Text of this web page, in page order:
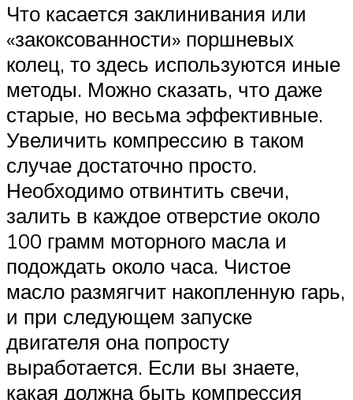
Что касается заклинивания или
«закоксованности» поршневых
колец, то здесь используются иные
методы. Можно сказать, что даже
старые, но весьма эффективные.
Увеличить компрессию в таком
случае достаточно просто.
Необходимо отвинтить свечи,
залить в каждое отверстие около
100 грамм моторного масла и
подождать около часа. Чистое
масло размягчит накопленную гарь,
и при следующем запуске
двигателя она попросту
выработается. Если вы знаете,
какая должна быть компрессия